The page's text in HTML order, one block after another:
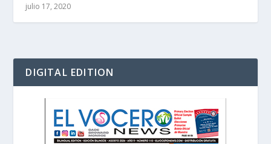
julio 17, 2020
DIGITAL EDITION